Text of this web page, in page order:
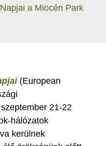
a Miocén Park
(European
21-22
hálózatok
kerülnek